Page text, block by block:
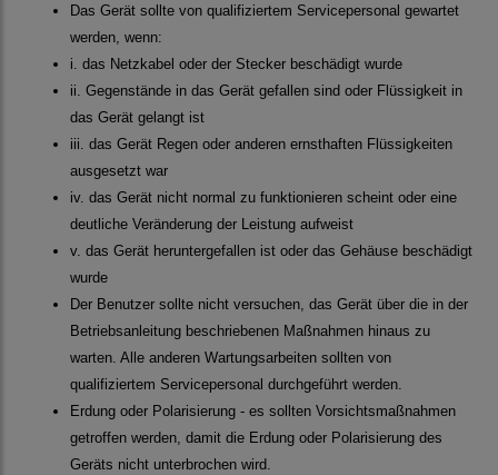
Das Gerät sollte von qualifiziertem Servicepersonal gewartet
werden, wenn:
i. das Netzkabel oder der Stecker beschädigt wurde
ii. Gegenstände in das Gerät gefallen sind oder Flüssigkeit in
das Gerät gelangt ist
iii. das Gerät Regen oder anderen ernsthaften Flüssigkeiten
ausgesetzt war
iv. das Gerät nicht normal zu funktionieren scheint oder eine
deutliche Veränderung der Leistung aufweist
v. das Gerät heruntergefallen ist oder das Gehäuse beschädigt
wurde
Der Benutzer sollte nicht versuchen, das Gerät über die in der
Betriebsanleitung beschriebenen Maßnahmen hinaus zu
warten. Alle anderen Wartungsarbeiten sollten von
qualifiziertem Servicepersonal durchgeführt werden.
Erdung oder Polarisierung - es sollten Vorsichtsmaßnahmen
getroffen werden, damit die Erdung oder Polarisierung des
Geräts nicht unterbrochen wird.